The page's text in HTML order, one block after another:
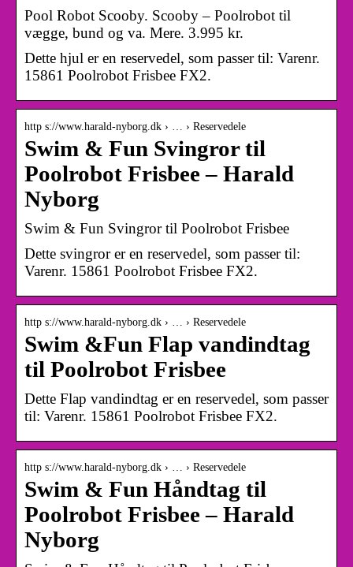
Pool Robot Scooby. Scooby – Poolrobot til
vægge, bund og va. Mere. 3.995 kr.
Dette hjul er en reservedel, som passer til: Varenr.
15861 Poolrobot Frisbee FX2.
http s://www.harald-nyborg.dk › … › Reservedele
Swim & Fun Svingror til
Poolrobot Frisbee – Harald
Nyborg
Swim & Fun Svingror til Poolrobot Frisbee
Dette svingror er en reservedel, som passer til:
Varenr. 15861 Poolrobot Frisbee FX2.
http s://www.harald-nyborg.dk › … › Reservedele
Swim &Fun Flap vandindtag
til Poolrobot Frisbee
Dette Flap vandindtag er en reservedel, som passer
til: Varenr. 15861 Poolrobot Frisbee FX2.
http s://www.harald-nyborg.dk › … › Reservedele
Swim & Fun Håndtag til
Poolrobot Frisbee – Harald
Nyborg